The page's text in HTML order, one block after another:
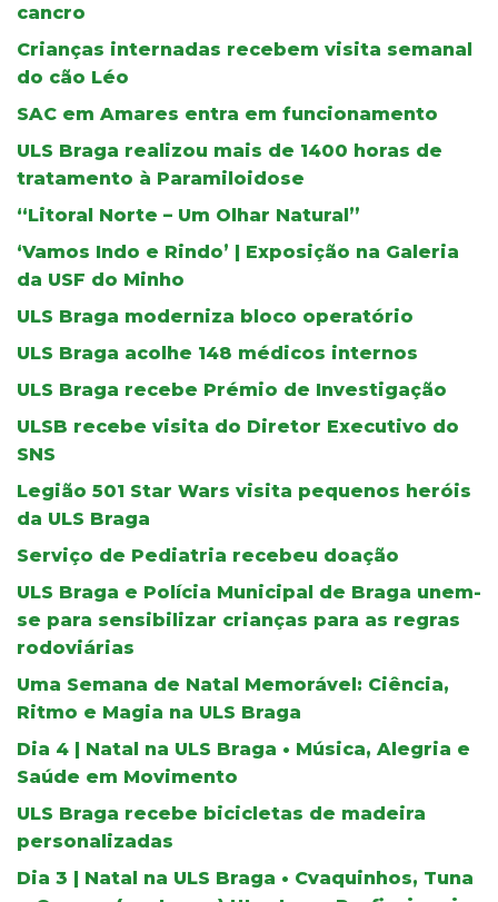
cancro
Crianças internadas recebem visita semanal
do cão Léo
SAC em Amares entra em funcionamento
ULS Braga realizou mais de 1400 horas de
tratamento à Paramiloidose
“Litoral Norte – Um Olhar Natural”
‘Vamos Indo e Rindo’ | Exposição na Galeria
da USF do Minho
ULS Braga moderniza bloco operatório
ULS Braga acolhe 148 médicos internos
ULS Braga recebe Prémio de Investigação
ULSB recebe visita do Diretor Executivo do
SNS
Legião 501 Star Wars visita pequenos heróis
da ULS Braga
Serviço de Pediatria recebeu doação
ULS Braga e Polícia Municipal de Braga unem-
se para sensibilizar crianças para as regras
rodoviárias
Uma Semana de Natal Memorável: Ciência,
Ritmo e Magia na ULS Braga
Dia 4 | Natal na ULS Braga • Música, Alegria e
Saúde em Movimento
ULS Braga recebe bicicletas de madeira
personalizadas
Dia 3 | Natal na ULS Braga • Cvaquinhos, Tuna